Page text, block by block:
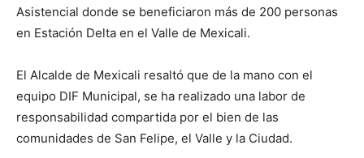
Asistencial donde se beneficiaron más de 200 personas
en Estación Delta en el Valle de Mexicali.
El Alcalde de Mexicali resaltó que de la mano con el
equipo DIF Municipal, se ha realizado una labor de
responsabilidad compartida por el bien de las
comunidades de San Felipe, el Valle y la Ciudad.